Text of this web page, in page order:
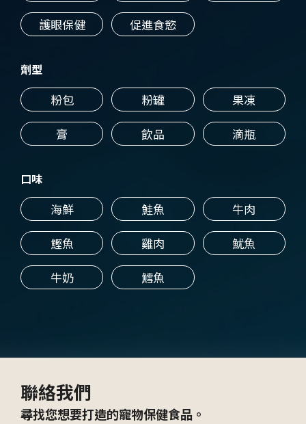
護眼保健 促進食慾
劑型
粉包 粉罐
果凍
膏
飲品 滴瓶
口味
海鮮 鮭魚
牛肉
鰹魚
雞肉
魷魚
牛奶
鱈魚
聯絡我們
尋找您想要打造的寵物保健食品。